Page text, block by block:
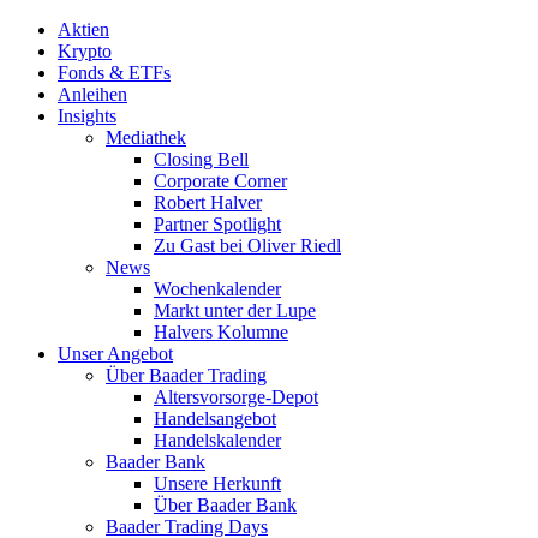
Aktien
Krypto
Fonds & ETFs
Anleihen
Insights
Mediathek
Closing Bell
Corporate Corner
Robert Halver
Partner Spotlight
Zu Gast bei Oliver Riedl
News
Wochenkalender
Markt unter der Lupe
Halvers Kolumne
Unser Angebot
Über Baader Trading
Altersvorsorge-Depot
Handelsangebot
Handelskalender
Baader Bank
Unsere Herkunft
Über Baader Bank
Baader Trading Days